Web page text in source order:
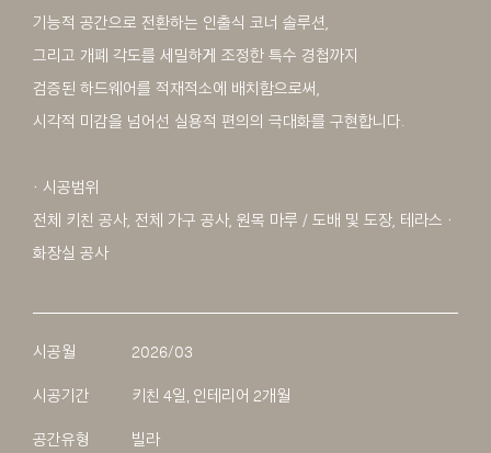
기능적 공간으로 전환하는 인출식 코너 솔루션,
그리고 개폐 각도를 세밀하게 조정한 특수 경첩까지
검증된 하드웨어를 적재적소에 배치함으로써,
시각적 미감을 넘어선 실용적 편의의 극대화를 구현합니다.
・ 시공범위
전체 키친 공사, 전체 가구 공사, 원목 마루 / 도배 및 도장, 테라스 ・
화장실 공사
시공월 2026/03
시공기간 키친 4일, 인테리어 2개월
공간유형 빌라